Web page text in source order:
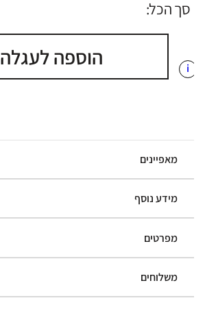
סך הכל:
הוספה לעגלה i
מאפיינים
מידע נוסף
מפרטים
משלוחים